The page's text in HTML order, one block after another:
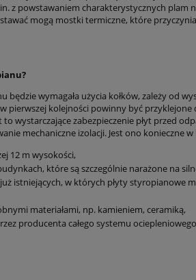
z powstawaniem charakterystycznych
mogą mostki termiczne, które
będzie wymagała użycia kołków, zależy od
pierwszej kolejności powinny być
wystarczające zabezpieczenie płyt przed
mechaniczne izolacji. Jest ono konieczne
12 m wysokości,
które są szczególnie narażone na
istniejących, w których płyty styropianowe
materiałami, np. kamieniem, ceramiką,
producenta całego systemu